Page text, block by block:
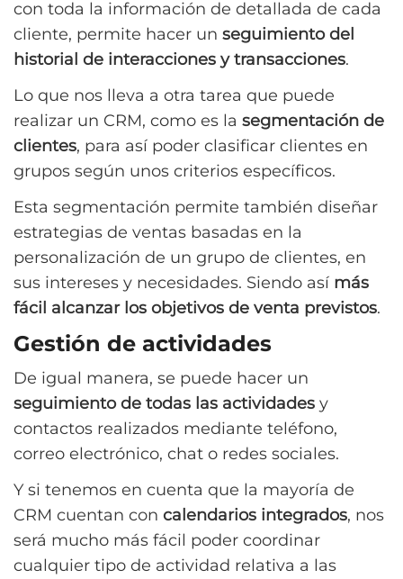
con toda la información de detallada de cada
cliente, permite hacer un seguimiento del
historial de interacciones y transacciones.
Lo que nos lleva a otra tarea que puede
realizar un CRM, como es la segmentación de
clientes, para así poder clasificar clientes en
grupos según unos criterios específicos.
Esta segmentación permite también diseñar
estrategias de ventas basadas en la
personalización de un grupo de clientes, en
sus intereses y necesidades. Siendo así más
fácil alcanzar los objetivos de venta previstos.
Gestión de actividades
De igual manera, se puede hacer un
seguimiento de todas las actividades y
contactos realizados mediante teléfono,
correo electrónico, chat o redes sociales.
Y si tenemos en cuenta que la mayoría de
CRM cuentan con calendarios integrados, nos
será mucho más fácil poder coordinar
cualquier tipo de actividad relativa a las